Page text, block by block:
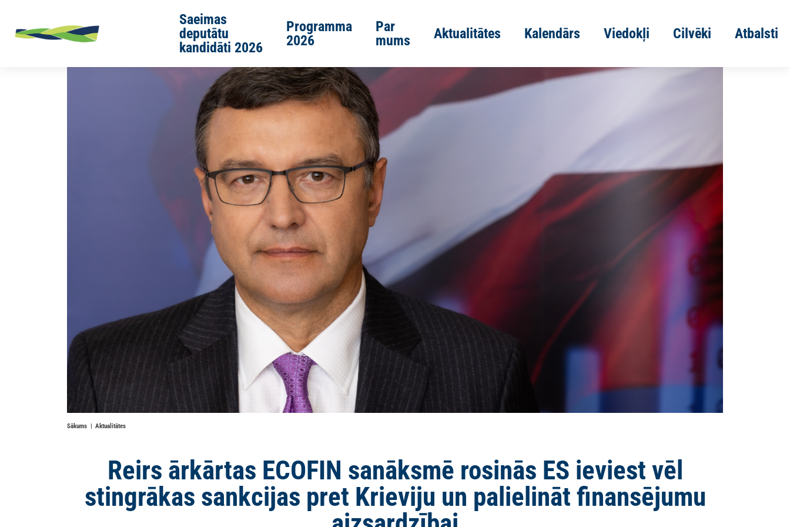
Saeimas
deputātu
kandidāti 2026
Programma
2026
Par
mums
Aktualitātes Kalendārs Viedokļi Cilvēki Atbalsti
Sākums Aktualitātes
Reirs ārkārtas ECOFIN sanāksmē rosinās ES ieviest vēl
stingrākas sankcijas pret Krieviju un palielināt finansējumu